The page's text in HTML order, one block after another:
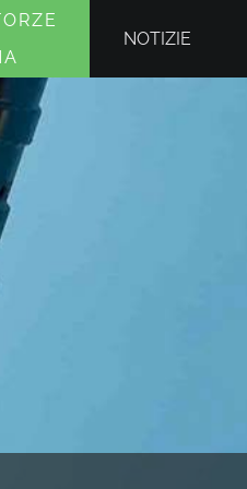
NOTIZIE